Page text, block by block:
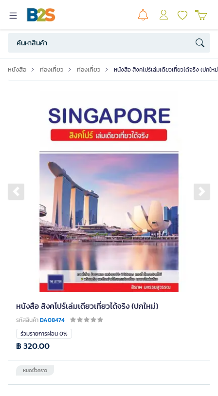
หนังสือ ท่องเที่ยว ท่องเที่ยว หนังสือ สิงคโปร์เล่มเดียวเที่ยวได้จริง (ปกให
Previous slide
หนังสือ สิงคโปร์เล่มเดียวเที่ยวได้จริง (ปกใหม่)
รหัสสินค้าDA08474
ร่วมรายการผ่อน 0%
หมดชั่วคราว
฿ 320.00